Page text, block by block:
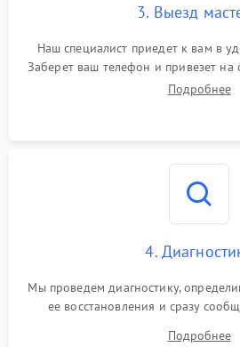
3. Выезд
Наш специалист приедет к вам в
Заберет ваш телефон и привезет на
Подробнее
4.
Мы проведем диагностику,
ее восстановления и сразу
Подробнее